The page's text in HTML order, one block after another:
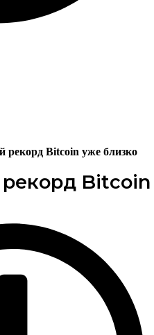
Bitcoin уже близко
Bitcoin